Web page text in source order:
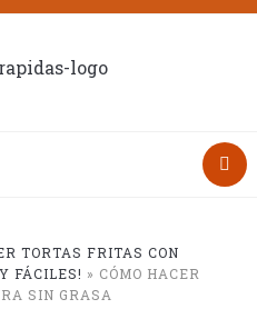
TORTAS FRITAS CON
FÁCILES! » CÓMO HACER
SIN GRASA